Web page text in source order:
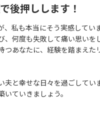
りがとうございました！
後押しします！
、私も本当にそう実感してい
、何度も失敗して痛い思いを
つあなたに、経験を踏まえた
夫と幸せな日々を過ごしてい
ていきましょう。